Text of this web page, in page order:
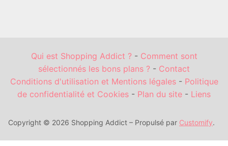
Qui est Shopping Addict ?- Comment sont
sélectionnés les bons plans ? - Contact
Conditions d'utilisation et Mentions légales- Politique
de confidentialité et Cookies - Plan du site - Liens
Copyright © 2026 Shopping Addict – Propulsé par Customify.